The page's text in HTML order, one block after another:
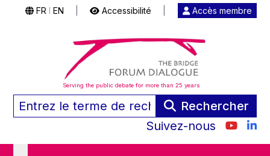
FR EN Accessibilité Accès membre
Serving the public debate for more than 25 years
Rechercher
Suivez-nous